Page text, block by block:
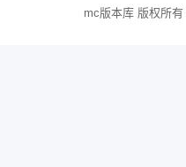
mc版本库 版权所有